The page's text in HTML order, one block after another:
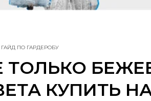
ГАЙД ПО ГАРДЕРОБУ
ТОЛЬКО
КУПИТЬ